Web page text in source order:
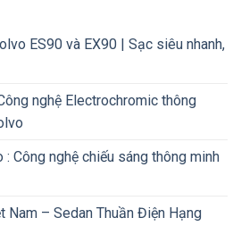
ES90 và EX90 | Sạc siêu nhanh,
nghệ Electrochromic thông
Công nghệ chiếu sáng thông minh
Nam – Sedan Thuần Điện Hạng